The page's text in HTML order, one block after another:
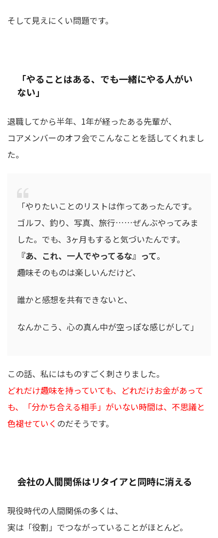
そして見えにくい問題です。
「やることはある、でも一緒にやる人がい
ない」
退職してから半年、1年が経ったある先輩が、
コアメンバーのオフ会でこんなことを話してくれまし
た。
「やりたいことのリストは作ってあったんです。
ゴルフ、釣り、写真、旅行……ぜんぶやってみま
した。でも、3ヶ月もすると気づいたんです。
『あ、これ、一人でやってるな』って。
趣味そのものは楽しいんだけど、
誰かと感想を共有できないと、
なんかこう、心の真ん中が空っぽな感じがして」
この話、私にはものすごく刺さりました。
どれだけ趣味を持っていても、どれだけお金があって
も、「分かち合える相手」がいない時間は、不思議と
色褪せていく のだそうです。
会社の人間関係はリタイアと同時に消える
現役時代の人間関係の多くは、
実は「役割」でつながっていることがほとんど。